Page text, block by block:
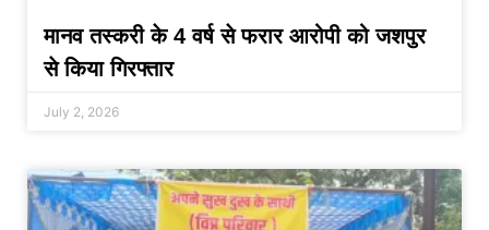
मानव तस्करी के 4 वर्ष से फरार आरोपी को जशपुर
से किया गिरफ्तार
July 2, 2026